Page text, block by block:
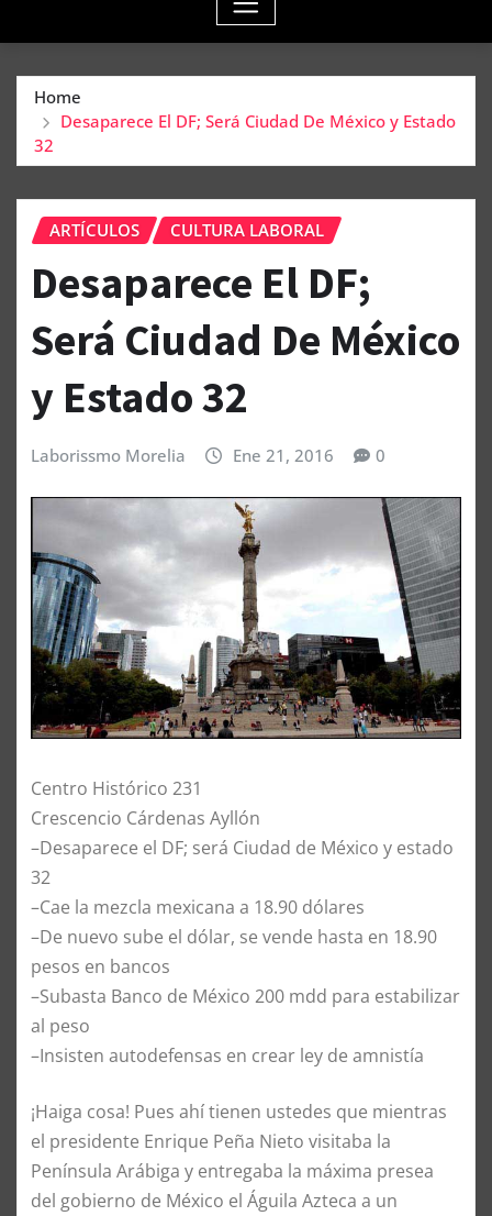
Home
Desaparece El DF; Será Ciudad De México y Estado
32
ARTÍCULOS CULTURA LABORAL
Desaparece El DF;
Será Ciudad De México
y Estado 32
Laborissmo Morelia Ene 21, 2016 0
Centro Histórico 231
Crescencio Cárdenas Ayllón
–Desaparece el DF; será Ciudad de México y estado
32
–Cae la mezcla mexicana a 18.90 dólares
–De nuevo sube el dólar, se vende hasta en 18.90
pesos en bancos
–Subasta Banco de México 200 mdd para estabilizar
al peso
–Insisten autodefensas en crear ley de amnistía
¡Haiga cosa! Pues ahí tienen ustedes que mientras
el presidente Enrique Peña Nieto visitaba la
Península Arábiga y entregaba la máxima presea
del gobierno de México el Águila Azteca a un